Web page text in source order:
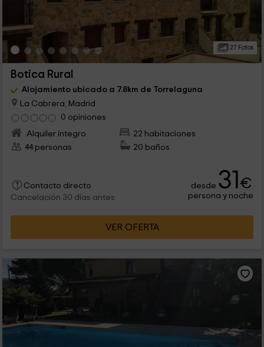
27 Fotos
Botica Rural
Alojamiento ubicado a 7.8km de Torrelaguna
La Cabrera, Madrid
0 opiniones
Alquiler íntegro
22 habitaciones
44 personas
20 baños
Contacto directo
Cancelación 30 días antes
desde 31€
persona y noche
VER OFERTA